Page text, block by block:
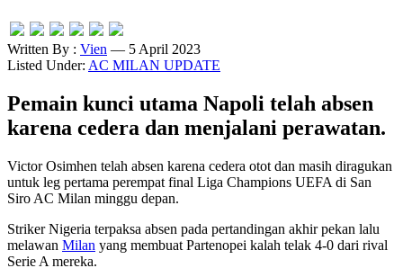
Written By : Vien — 5 April 2023
Listed Under: AC MILAN UPDATE
Pemain kunci utama Napoli telah absen
karena cedera dan menjalani perawatan.
Victor Osimhen telah absen karena cedera otot dan masih diragukan
untuk leg pertama perempat final Liga Champions UEFA di San
Siro AC Milan minggu depan.
Striker Nigeria terpaksa absen pada pertandingan akhir pekan lalu
melawan Milan yang membuat Partenopei kalah telak 4-0 dari rival
Serie A mereka.